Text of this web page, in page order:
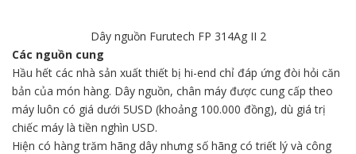
Dây nguồn Furutech FP 314Ag II 2
Các nguồn cung
Hầu hết các nhà sản xuất thiết bị hi-end chỉ đáp ứng đòi hỏi căn
bản của món hàng. Dây nguồn, chân máy được cung cấp theo
máy luôn có giá dưới 5USD (khoảng 100.000 đồng), dù giá trị
chiếc máy là tiền nghìn USD.
Hiện có hàng trăm hãng dây nhưng số hãng có triết lý và công